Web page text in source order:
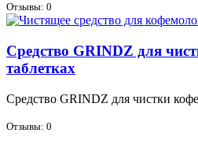
Отзывы: 0
Средство GRINDZ для
таблетках
Сред­ство GRINDZ для чист­ки
Отзывы: 0